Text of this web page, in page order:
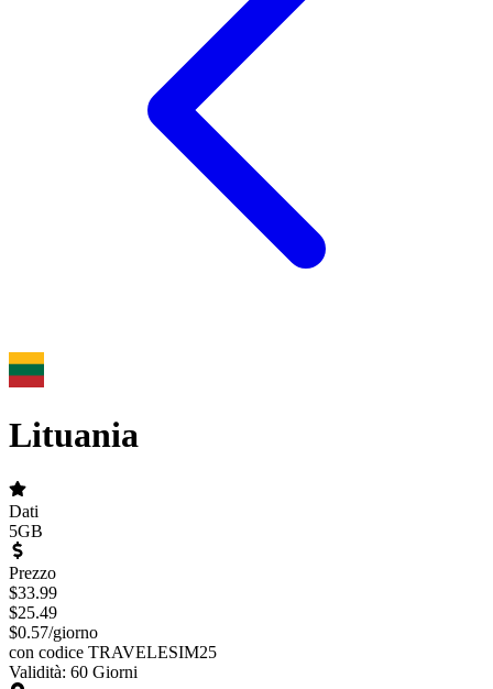
Lituania
Dati
5GB
Prezzo
$33.99
$25.49
$0.57/giorno
con codice TRAVELESIM25
Validità: 60 Giorni